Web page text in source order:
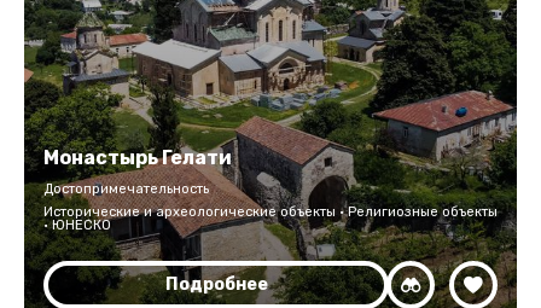
Монастырь Гелати
Достопримечательность
Исторические и археологические объекты · Религиозные объекты
· ЮНЕСКО
Подробнее